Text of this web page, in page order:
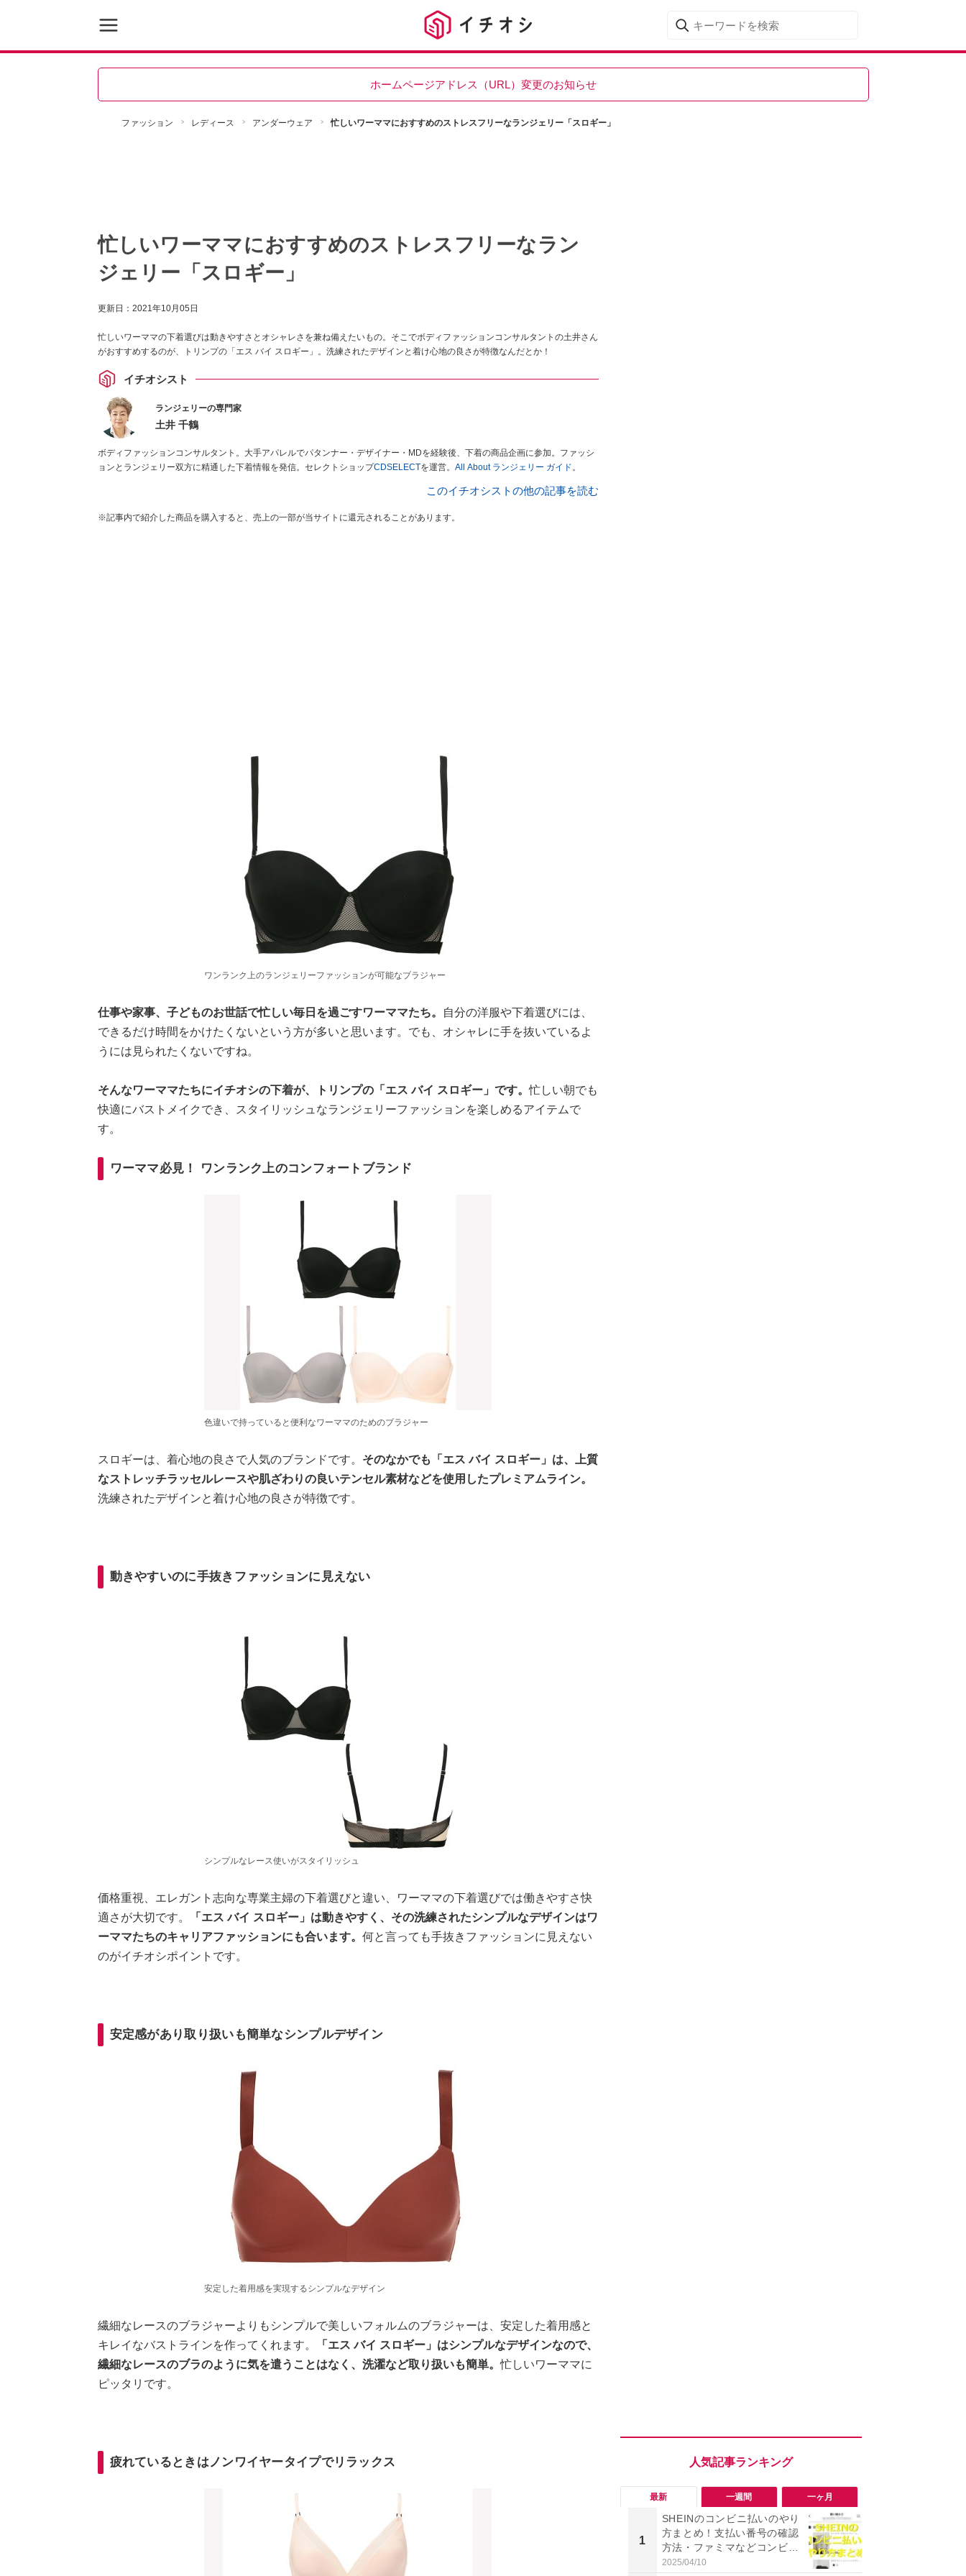
ホームページアドレス（URL）変更のお知らせ
ファッション レディース アンダーウェア 忙しいワーママにおすすめのストレスフリーなランジェリー「スロギー」
忙しいワーママにおすすめのストレスフリーなラン
ジェリー「スロギー」
更新日： 2021年10月05日
忙しいワーママの下着選びは動きやすさとオシャレさを兼ね備えたいもの。そこでボディファッションコンサルタントの土井さん
がおすすめするのが、トリンプの「エス バイ スロギー」。洗練されたデザインと着け心地の良さが特徴なんだとか！
イチオシスト
ランジェリーの専門家
土井 千鶴
ボディファッションコンサルタント。大手アパレルでパタンナー・デザイナー・MDを経験後、下着の商品企画に参加。ファッシ
ョンとランジェリー双方に精通した下着情報を発信。セレクトショップCDSELECTを運営。 All About ランジェリー ガイド。
このイチオシストの他の記事を読む
※記事内で紹介した商品を購入すると、売上の一部が当サイトに還元されることがあります。
ワンランク上のランジェリーファッションが可能なブラジャー
仕事や家事、子どものお世話で忙しい毎日を過ごすワーママたち。
自分の洋服や下着選びには、
できるだけ時間をかけたくないという方が多いと思います。でも、オシャレに手を抜いているよ
うには見られたくないですね。
そんなワーママたちにイチオシの下着が、トリンプの「エス バイ スロギー」です。忙しい朝でも
快適にバストメイクでき、スタイリッシュなランジェリーファッションを楽しめるアイテムで
す。
ワーママ必見！ ワンランク上のコンフォートブランド
色違いで持っていると便利なワーママのためのブラジャー
スロギーは、着心地の良さで人気のブランドです。 そのなかでも「エス バイ スロギー」は、上質
なストレッチラッセルレースや肌ざわりの良いテンセル素材などを使用したプレミアムライン。
洗練されたデザインと着け心地の良さが特徴です。
動きやすいのに手抜きファッションに見えない
シンプルなレース使いがスタイリッシュ
価格重視、エレガント志向な専業主婦の下着選びと違い、ワーママの下着選びでは働きやすさ快
適さが大切です。
「エス バイ スロギー」は動きやすく、その洗練されたシンプルなデザインはワ
ーママたちのキャリアファッションにも合います。 何と言っても手抜きファッションに見えない
のがイチオシポイントです。
安定感があり取り扱いも簡単なシンプルデザイン
安定した着用感を実現するシンプルなデザイン
繊細なレースのブラジャーよりもシンプルで美しいフォルムのブラジャーは、安定した着用感と
キレイなバストラインを作ってくれます。
「エス バイ スロギー」はシンプルなデザインなので、
繊細なレースのブラのように気を遣うことはなく、洗濯など取り扱いも簡単。忙しいワーママに
ピッタリです。
疲れているときはノンワイヤータイプでリラックス
最新 一週間 一ヶ月
1
SHEINのコンビニ払いのやり
方まとめ！支払い番号の確認
方法・ファミマなどコンビニ
別の手順を解説！
2025/04/10